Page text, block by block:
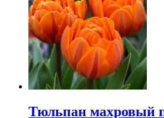
Тюльпан махровый